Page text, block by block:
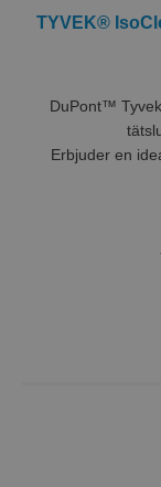
TYVEK®
DuPont™
Erbjuder en